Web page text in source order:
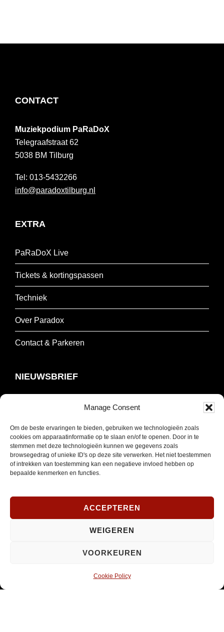
Manage Consent
Om de beste ervaringen te bieden, gebruiken we technologieën zoals
cookies om apparaatinformatie op te slaan en/of te openen. Door in te
stemmen met deze technologieën kunnen we gegevens zoals
browsegedrag of unieke ID's op deze site verwerken. Het niet toestemmen
of intrekken van toestemming kan een negatieve invloed hebben op
bepaalde kenmerken en functies.
ACCEPTEREN
WEIGEREN
VOORKEUREN
Cookie Policy
FOOTER
CONTACT
Muziekpodium PaRaDoX
Telegraafstraat 62
5038 BM Tilburg
013-5432266
info@paradoxtilburg.nl
EXTRA
PaRaDoX Live
Tickets & kortingspassen
Techniek
Over Paradox
Contact & Parkeren
NIEUWSBRIEF
Schrijf je in om onze nieuwsbrief te ontvangen.
E-
mailadres
*
Verplicht
INSCHRIJVEN